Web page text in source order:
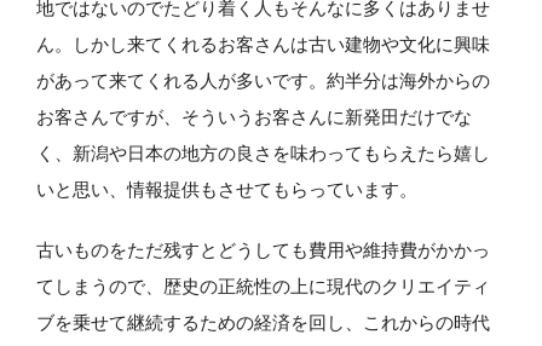
地ではないのでたどり着く人もそんなに多くはありませ
ん。しかし来てくれるお客さんは古い建物や文化に興味
があって来てくれる人が多いです。約半分は海外からの
お客さんですが、そういうお客さんに新発田だけでな
く、新潟や日本の地方の良さを味わってもらえたら嬉し
いと思い、情報提供もさせてもらっています。
古いものをただ残すとどうしても費用や維持費がかかっ
てしまうので、歴史の正統性の上に現代のクリエイティ
ブを乗せて継続するための経済を回し、これからの時代